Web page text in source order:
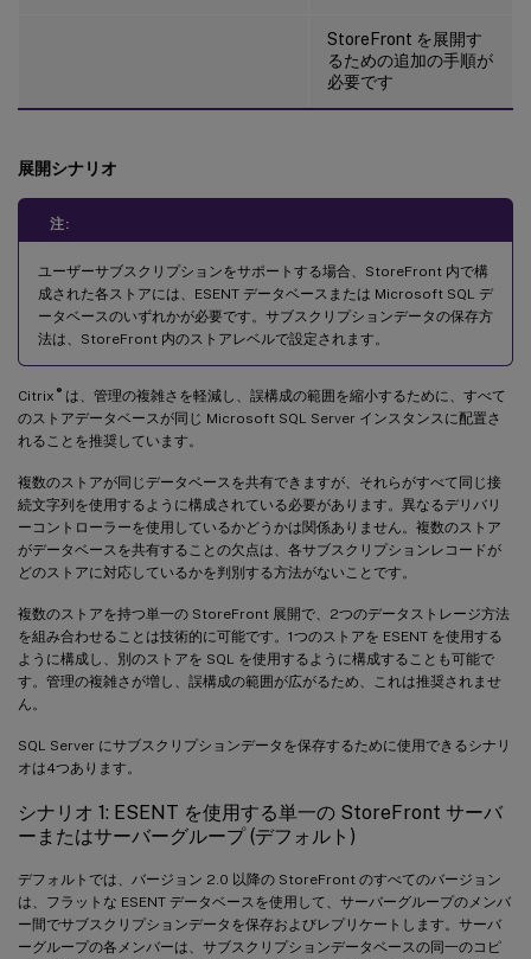
StoreFront を展開す
るための追加の手順が
必要です
展開シナリオ
注:
ユーザーサブスクリプションをサポートする場合、StoreFront 内で構
成された各ストアには、ESENT データベースまたは Microsoft SQL デ
ータベースのいずれかが必要です。サブスクリプションデータの保存方
法は、StoreFront 内のストアレベルで設定されます。
Citrix ®は、管理の複雑さを軽減し、誤構成の範囲を縮小するために、すべて
のストアデータベースが同じ Microsoft SQL Server インスタンスに配置さ
れることを推奨しています。
複数のストアが同じデータベースを共有できますが、それらがすべて同じ接
続文字列を使用するように構成されている必要があります。異なるデリバリ
ーコントローラーを使用しているかどうかは関係ありません。複数のストア
がデータベースを共有することの欠点は、各サブスクリプションレコードが
どのストアに対応しているかを判別する方法がないことです。
複数のストアを持つ単一の StoreFront 展開で、2つのデータストレージ方法
を組み合わせることは技術的に可能です。1つのストアを ESENT を使用する
ように構成し、別のストアを SQL を使用するように構成することも可能で
す。管理の複雑さが増し、誤構成の範囲が広がるため、これは推奨されませ
ん。
SQL Server にサブスクリプションデータを保存するために使用できるシナリ
オは4つあります。
シナリオ 1: ESENT を使用する単一の StoreFront サーバ
ーまたはサーバーグループ (デフォルト)
デフォルトでは、バージョン 2.0 以降の StoreFront のすべてのバージョン
は、フラットな ESENT データベースを使用して、サーバーグループのメンバ
ー間でサブスクリプションデータを保存およびレプリケートします。サーバ
ーグループの各メンバーは、サブスクリプションデータベースの同一のコピ